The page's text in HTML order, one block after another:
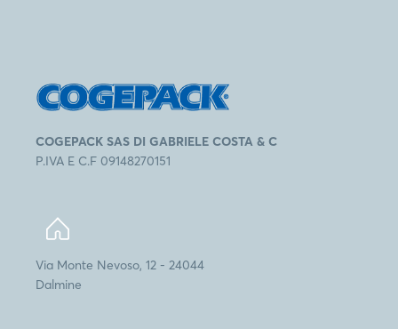
COGEPACK SAS DI GABRIELE COSTA & C
P.IVA E C.F 09148270151
Via Monte Nevoso, 12 - 24044
Dalmine